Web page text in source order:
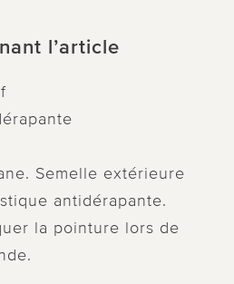
l’article
Semelle extérieure
antidérapante.
la pointure lors de